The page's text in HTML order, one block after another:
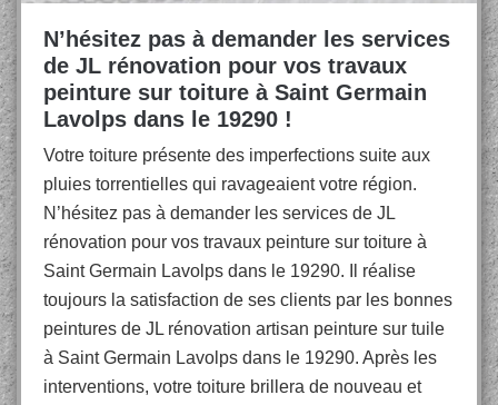
N’hésitez pas à demander les services
de JL rénovation pour vos travaux
peinture sur toiture à Saint Germain
Lavolps dans le 19290 !
Votre toiture présente des imperfections suite aux
pluies torrentielles qui ravageaient votre région.
N’hésitez pas à demander les services de JL
rénovation pour vos travaux peinture sur toiture à
Saint Germain Lavolps dans le 19290. Il réalise
toujours la satisfaction de ses clients par les bonnes
peintures de JL rénovation artisan peinture sur tuile
à Saint Germain Lavolps dans le 19290. Après les
interventions, votre toiture brillera de nouveau et